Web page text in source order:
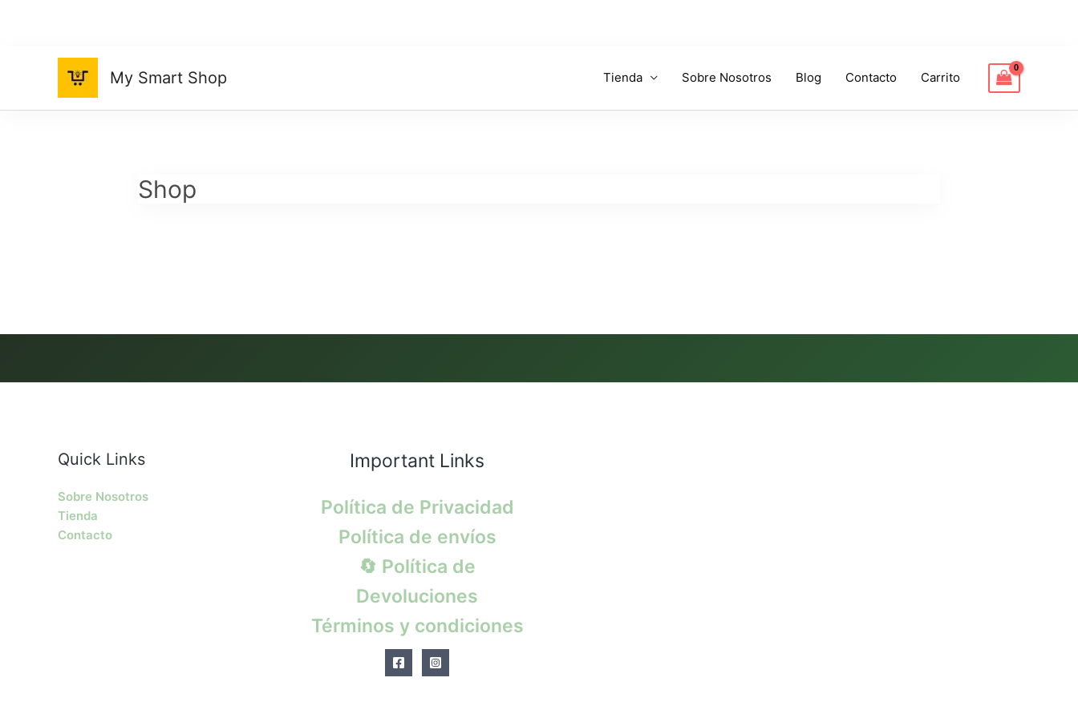
My Smart Shop Tienda Sobre Nosotros Blog Contacto Carrito
Shop
Quick Links
Sobre Nosotros
Tienda
Contacto
Important Links
Política de Privacidad
Política de envíos
🔄 Política de
Devoluciones
Términos y condiciones